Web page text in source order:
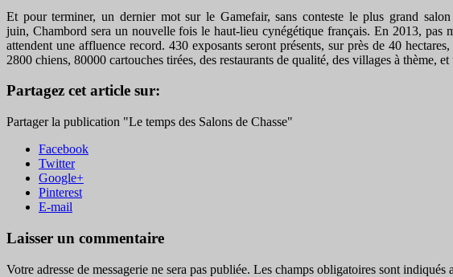
Et pour terminer, un dernier mot sur le Gamefair, sans conteste le plus grand
juin, Chambord sera un nouvelle fois le haut‐lieu cynégétique français. En 2013, pas
attendent une affluence record. 430 exposants seront présents, sur près de 40
2800 chiens, 80000 cartouches tirées, des restaurants de qualité, des villages à thème,
Partagez cet article sur:
Partager la publication "Le temps des Salons de Chasse"
Facebook
Twitter
Google+
Pinterest
E-mail
Laisser un commentaire
Votre adresse de messagerie ne sera pas publiée. Les champs obligatoires sont indiqués